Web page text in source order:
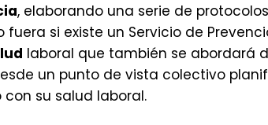
, elaborando una serie de
fuera si existe un Servicio de
laboral que también se abordará
un punto de vista colectivo
su salud laboral.